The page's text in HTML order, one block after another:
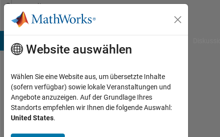
Weiter zum Inhalt
Community
Profile
Mariana
Last
seen:
fast 6
Jahre
Website auswählen
Wählen Sie eine Website aus, um übersetzte Inhalte
(sofern verfügbar) sowie lokale Veranstaltungen und
Angebote anzuzeigen. Auf der Grundlage Ihres
Standorts empfehlen wir Ihnen die folgende Auswahl:
United States.